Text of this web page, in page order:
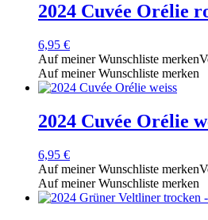
2024 Cuvée Orélie
6,95 €
Auf meiner Wunschliste merken
Auf meiner Wunschliste merken
2024 Cuvée Orélie
6,95 €
Auf meiner Wunschliste merken
Auf meiner Wunschliste merken